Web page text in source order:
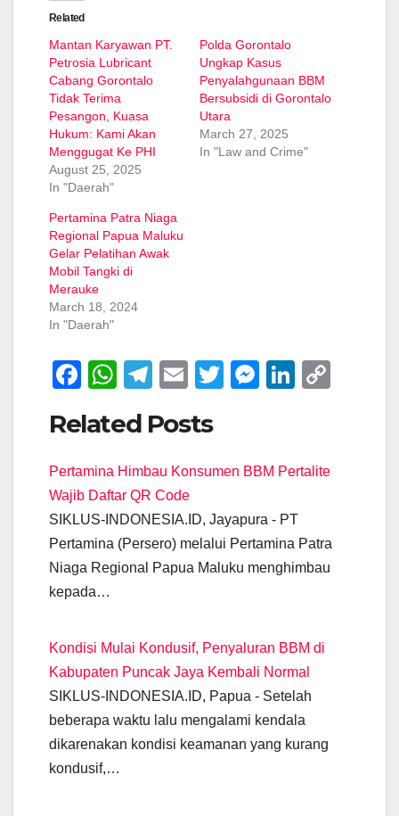
Related
Mantan Karyawan PT.
Petrosia Lubricant
Cabang Gorontalo
Tidak Terima
Pesangon, Kuasa
Hukum: Kami Akan
Menggugat Ke PHI
August 25, 2025
In "Daerah"
Polda Gorontalo
Ungkap Kasus
Penyalahgunaan BBM
Bersubsidi di Gorontalo
Utara
March 27, 2025
In "Law and Crime"
Pertamina Patra Niaga
Regional Papua Maluku
Gelar Pelatihan Awak
Mobil Tangki di
Merauke
March 18, 2024
In "Daerah"
F
c
e
b
o
o
k
W
at
s
A
p
p
T
e
gr
a
m
E
ail
T
er
M
e
g
er
Li
e
n
k
Related Posts
Pertamina Himbau Konsumen BBM Pertalite
Wajib Daftar QR Code
SIKLUS-INDONESIA.ID, Jayapura - PT
Pertamina (Persero) melalui Pertamina Patra
Niaga Regional Papua Maluku menghimbau
kepada…
Kondisi Mulai Kondusif, Penyaluran BBM di
Kabupaten Puncak Jaya Kembali Normal
SIKLUS-INDONESIA.ID, Papua - Setelah
beberapa waktu lalu mengalami kendala
dikarenakan kondisi keamanan yang kurang
kondusif,…